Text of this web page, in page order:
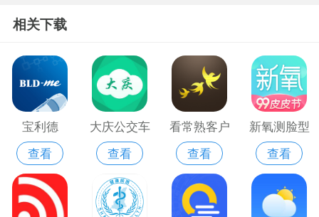
相关下载
宝利德
查看
大庆公交车
实时查询
app
查看
看常熟客户
端新版本
查看
新氧测脸型
app
查看